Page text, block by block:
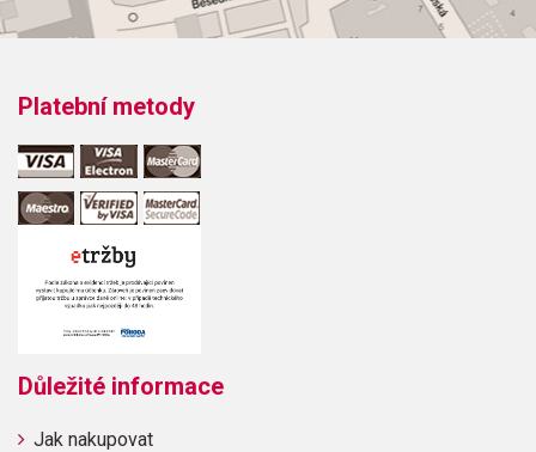
Platební metody
Důležité informace
Jak nakupovat